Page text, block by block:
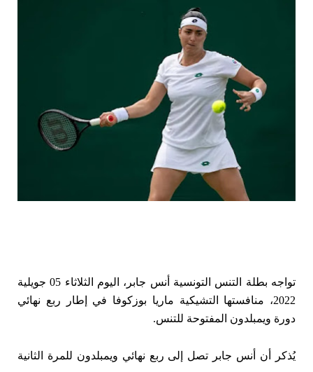
تواجه بطلة التنس التونسية أنس جابر، اليوم الثلاثاء 05 جويلية
2022، منافستها التشيكية ماريا بوزكوفا في إطار ربع نهائي
دورة ويمبلدون المفتوحة للتنس.
يُذكر أن أنس جابر تصل إلى ربع نهائي ويمبلدون للمرة الثانية